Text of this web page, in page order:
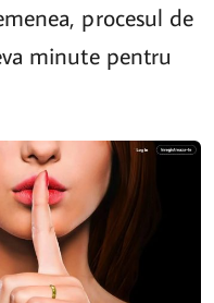
procesul de
minute pentru